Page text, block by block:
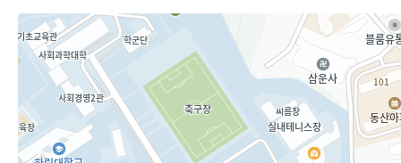
교육
자료실
사이트맵
이용안내
오시는길